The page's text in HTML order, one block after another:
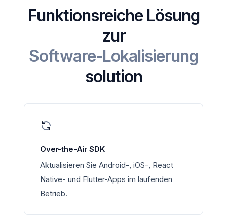
Funktionsreiche Lösung
zur
Software-Lokalisierung
solution
Over-the-Air SDK
Aktualisieren Sie Android-, iOS-, React
Native- und Flutter-Apps im laufenden
Betrieb.